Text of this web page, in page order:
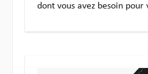
dont vous avez besoin